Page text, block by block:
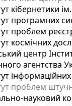
кібернетики
програмних
проблем
космічних
центр
агентства
проблем
науковий